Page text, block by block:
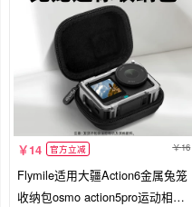
14 官方立减 16
Flymile适用大疆Action6金属兔笼
收纳包osmo action5pro运动相机